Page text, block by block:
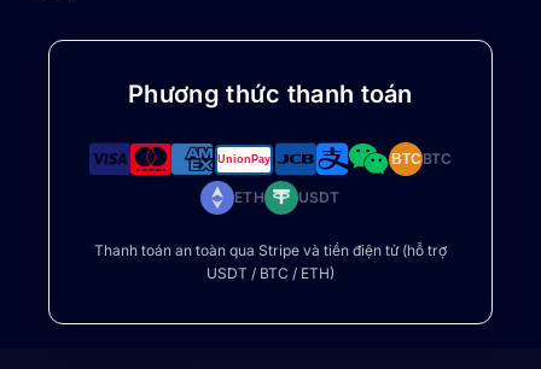
Phương thức thanh toán
BTCBTC
ETH USDT
Thanh toán an toàn qua Stripe và tiền điện tử (hỗ trợ
USDT / BTC / ETH)